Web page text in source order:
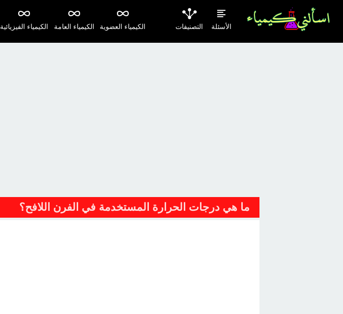
الأسئلة التصنيفات الكيمياء الفيزيائية الكيمياء العامة الكيمياء العضوية
ما هي درجات الحرارة المستخدمة في الفرن اللافح؟